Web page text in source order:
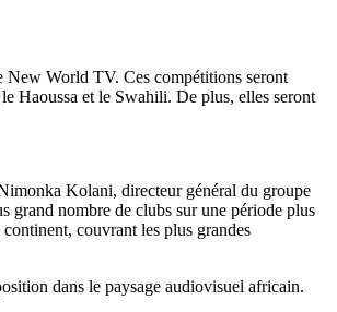
New World TV. Ces compétitions seront
Haoussa et le Swahili. De plus, elles seront
Kolani, directeur général du groupe
grand nombre de clubs sur une période plus
couvrant les plus grandes
dans le paysage audiovisuel africain.